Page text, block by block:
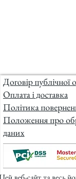
Договір публічної
Оплата і доставка
Політика
Положення про
даних